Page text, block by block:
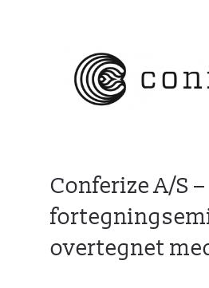
Conferize A/S –
overtegnet